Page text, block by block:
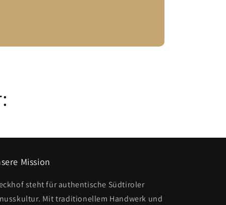
Mission
steht für authentische Südtiroler
Mit traditionellem Handwerk und